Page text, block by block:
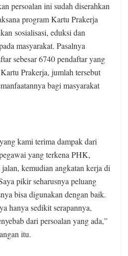
persoalan ini sudah diserahkan
program Kartu Prakerja
sosialisasi, eduksi dan
masyarakat. Pasalnya
sebesar 6740 pendaftar yang
Prakerja, jumlah tersebut
bagi masyarakat
kami terima dampak dari
yang terkena PHK,
kemudian angkatan kerja di
pikir seharusnya peluang
bisa digunakan dengan baik.
hanya sedikit serapannya,
dari persoalan yang ada,”
itu.